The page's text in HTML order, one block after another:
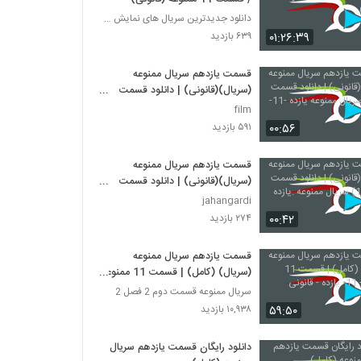
۰۱:۲۶:۳۹
دانلود جدیدترین سریال های نمایش خانگی
۶۳۹ بازدید
۰۰:۵۶
قسمت یازدهم سریال ممنوعه
(سریال)(قانونی) | دانلود قسمت
یازدهم سریال ممنوعه یازده -11-
film
۵۹۱ بازدید
۰۰:۴۲
قسمت یازدهم سریال ممنوعه
(سریال)(قانونی) | دانلود قسمت
یازده (11) سریال ممنوعه .یازده
jahangardi
۲۷۴ بازدید
۵۹:۵۰
قسمت یازدهم سریال ممنوعه
(سریال) (کامل) | قسمت 11 ممنوعه
- 11- یازده - قانونی
سریال ممنوعه قسمت دوم 2 فصل 2
۱۰,۹۳۸ بازدید
دانلود رایگان قسمت یازدهم سریال